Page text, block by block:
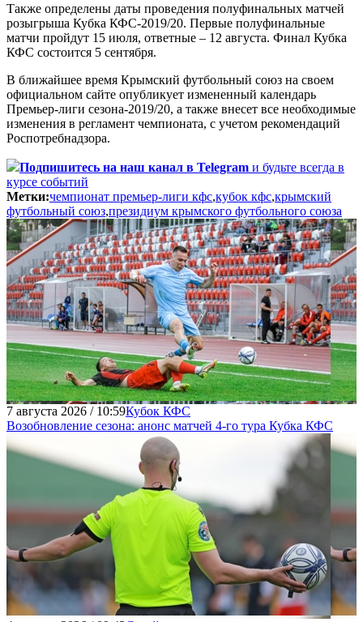
Также определены даты проведения полуфинальных матчей
розыгрыша Кубка КФС-2019/20. Первые полуфинальные
матчи пройдут 15 июля, ответные – 12 августа. Финал Кубка
КФС состоится 5 сентября.
В ближайшее время Крымский футбольный союз на своем
официальном сайте опубликует измененный календарь
Премьер-лиги сезона-2019/20, а также внесет все необходимые
изменения в регламент чемпионата, с учетом рекомендаций
Роспотребнадзора.
Подпишитесь на наш канал в Telegram и будьте всегда в
курсе событий
Метки:чемпионат премьер-лиги кфс,кубок кфс,крымский
футбольный союз,президиум крымского футбольного союза
7 августа 2026 / 10:59Кубок КФС
Возобновление сезона: анонс матчей 4-го тура Кубка КФС